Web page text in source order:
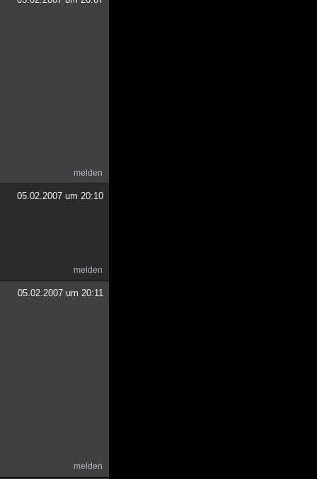
melden
05.02.2007 um 20:10
melden
05.02.2007 um 20:11
melden